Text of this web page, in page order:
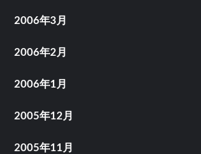
2006年3月
2006年2月
2006年1月
2005年12月
2005年11月